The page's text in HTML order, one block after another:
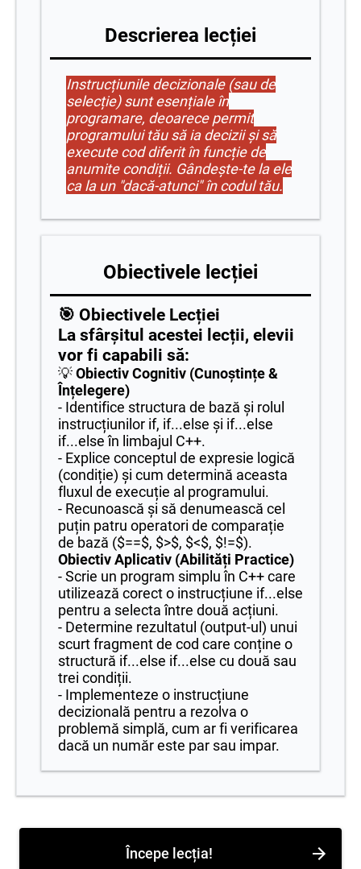
Descrierea lecției
Instrucțiunile decizionale (sau de
selecție) sunt esențiale în
programare, deoarece permit
programului tău să ia decizii și să
execute cod diferit în funcție de
anumite condiții. Gândește-te la ele
ca la un "dacă-atunci" în codul tău.
Obiectivele lecției
🎯 Obiectivele Lecției
La sfârșitul acestei lecții, elevii
vor fi capabili să:
💡Obiectiv Cognitiv (Cunoștințe &
Înțelegere)
- Identifice structura de bază și rolul
instrucțiunilor if, if...else și if...else
if...else în limbajul C++.
- Explice conceptul de expresie logică
(condiție) și cum determină aceasta
fluxul de execuție al programului.
- Recunoască și să denumească cel
puțin patru operatori de comparație
de bază ($==$, $>$, $<$, $!=$).
Obiectiv Aplicativ (Abilități Practice)
- Scrie un program simplu în C++ care
utilizează corect o instrucțiune if...else
pentru a selecta între două acțiuni.
- Determine rezultatul (output-ul) unui
scurt fragment de cod care conține o
structură if...else if...else cu două sau
trei condiții.
- Implementeze o instrucțiune
decizională pentru a rezolva o
problemă simplă, cum ar fi verificarea
dacă un număr este par sau impar.
Începe lecția!